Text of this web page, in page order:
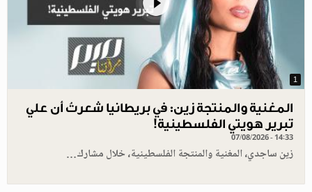
1
المغنية والمنتجة زين: في بريطانيا شعرتُ أن علي
تبرير هويتي الفلسطينية!
07/08/2026 - 14:33
زين ساجدي، المغنية والمنتجة الفلسطينية، خلال مشارك…